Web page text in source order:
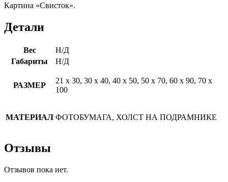
Картина «Свисток».
Детали
Вес
Н/Д
Габариты
Н/Д
РАЗМЕР
21 х 30, 30 х 40, 40 х 50, 50 х 70, 60 х 90, 70 х
100
МАТЕРИАЛ ФОТОБУМАГА, ХОЛСТ НА ПОДРАМНИКЕ
Отзывы
Отзывов пока нет.